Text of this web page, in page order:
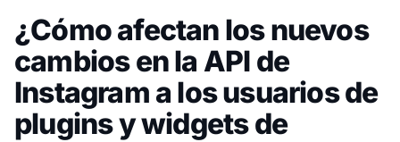
¿Cómo afectan los nuevos
cambios en la API de
Instagram a los usuarios de
plugins y widgets de